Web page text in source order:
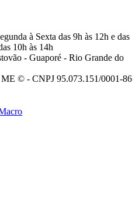
à Sexta das 9h às 12h e das
10h às 14h
- Guaporé - Rio Grande do
© - CNPJ 95.073.151/0001-86